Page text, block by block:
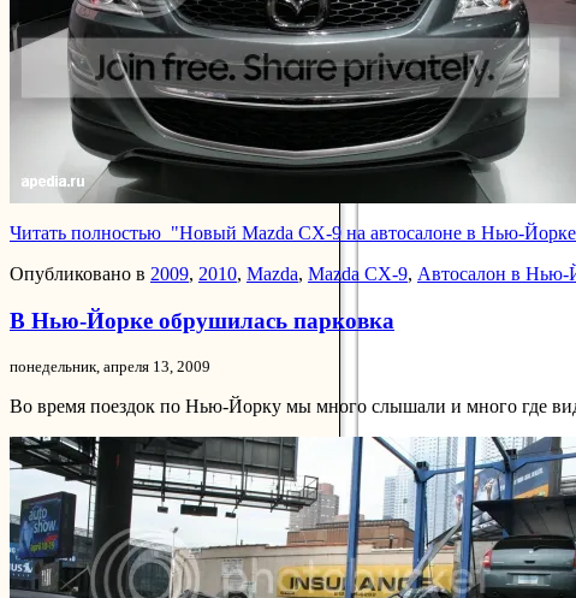
Читать полностью "Новый Mazda CX-9 на автосалоне в Нью-
Опубликовано в 2009, 2010, Mazda, Mazda CX-9, Автосалон в Нью-
В Нью-Йорке обрушилась парковка
понедельник, апреля 13, 2009
Во время поездок по Нью-Йорку мы много слышали и много где